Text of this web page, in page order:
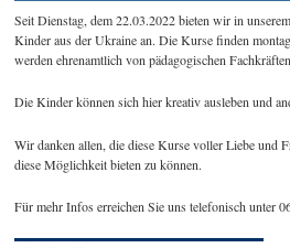
Seit Dienstag, dem 22.03.2022 bieten wir in
Kinder aus der Ukraine an. Die Kurse finden
werden ehrenamtlich von pädagogischen
Die Kinder können sich hier kreativ ausleben und
Wir danken allen, die diese Kurse voller Liebe und
diese Möglichkeit bieten zu können.
Für mehr Infos erreichen Sie uns telefonisch unter